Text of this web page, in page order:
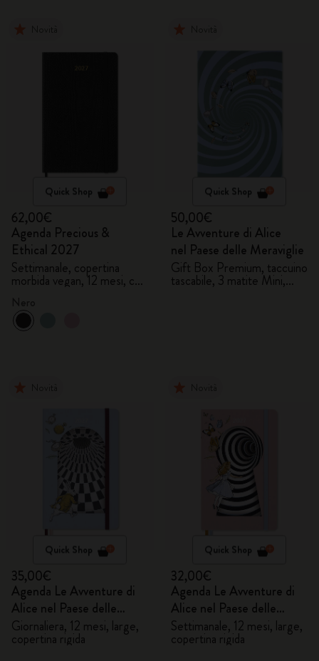
Quick Shop
62,00€
Agenda Precious &
Ethical 2027
Settimanale, copertina
morbida vegan, 12 mesi, con
Quick Shop
50,00€
Le Avventure di Alice
nel Paese delle Meraviglie
Gift Box Premium, taccuino
tascabile, 3 matite Mini,
pochette
Quick Shop
35,00€
Agenda Le Avventure di
Alice nel Paese delle
Meraviglie 2027
Giornaliera, 12 mesi, large,
copertina rigida
Quick Shop
32,00€
Agenda Le Avventure di
Alice nel Paese delle
Meraviglie 2027
Settimanale, 12 mesi, large,
copertina rigida